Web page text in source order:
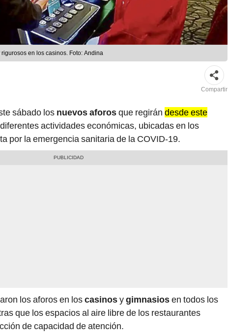
en los casinos. Foto: Andina
Compartir
sábado los nuevos aforosque regirán desde este
actividades económicas, ubicadas en los
por la emergencia sanitaria de la COVID-19.
los aforos en loscasinosygimnasiosen todos los
que los espacios al aire libre de los restaurantes
de capacidad de atención.